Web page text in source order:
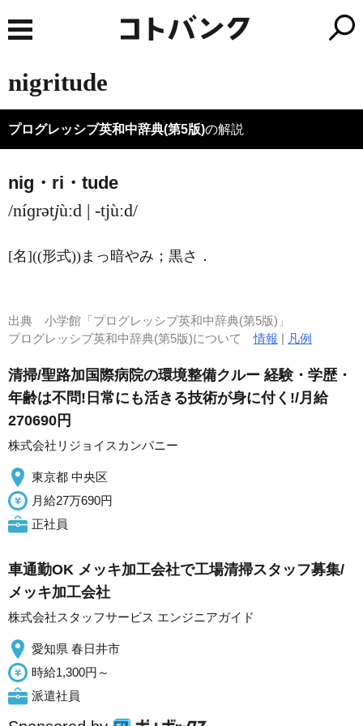
nigritude
プログレッシブ英和中辞典(第5版)の解説
nig・ri・tude
/níɡrətjùːd | -tjùːd/
[名]((形式))まっ暗やみ；黒さ ．
出典 小学館「プログレッシブ英和中辞典(第5版)」
プログレッシブ英和中辞典(第5版)について情報 | 凡例
清掃/聖路加国際病院の環境整備クルー 経験・学歴・
年齢は不問!日常にも活きる技術が身に付く!/月給
270690円
株式会社リジョイスカンパニー
東京都 中央区
月給27万690円
正社員
車通勤OK メッキ加工会社で工場清掃スタッフ募集/
メッキ加工会社
株式会社スタッフサービス エンジニアガイド
愛知県 春日井市
時給1,300円～
派遣社員